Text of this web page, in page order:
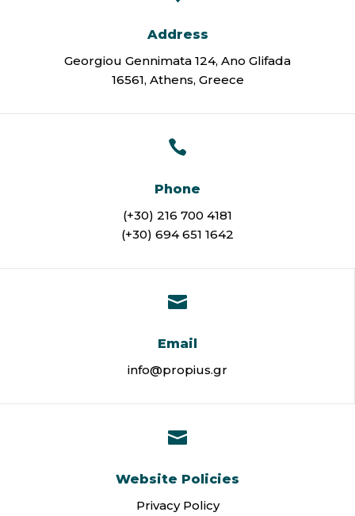
Address
Georgiou Gennimata 124, Ano Glifada
16561, Athens, Greece

Phone
(+30) 216 700 4181
(+30) 694 651 1642

Email
info@propius.gr

Website Policies
Privacy Policy